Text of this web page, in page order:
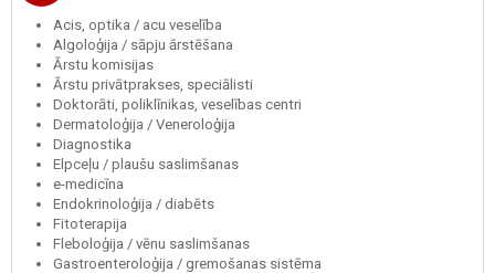
Acis, optika / acu veselība
Algoloģija / sāpju ārstēšana
Ārstu komisijas
Ārstu privātprakses, speciālisti
Doktorāti, poliklīnikas, veselības centri
Dermatoloģija / Veneroloģija
Diagnostika
Elpceļu / plaušu saslimšanas
e-medicīna
Endokrinoloģija / diabēts
Fitoterapija
Fleboloģija / vēnu saslimšanas
Gastroenteroloģija / gremošanas sistēma